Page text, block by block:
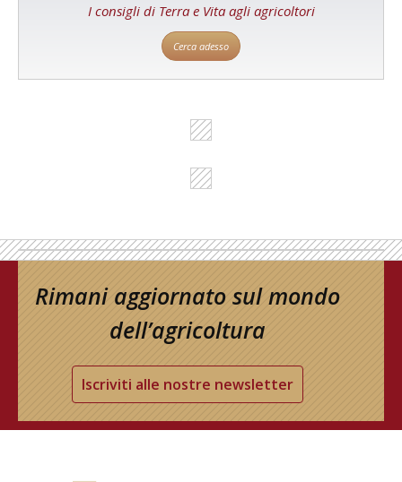
I consigli di Terra e Vita agli agricoltori
Cerca adesso
Rimani aggiornato sul mondo
dell’agricoltura
Iscriviti alle nostre newsletter